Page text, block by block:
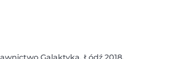
Galaktyka, Łódź 2018.